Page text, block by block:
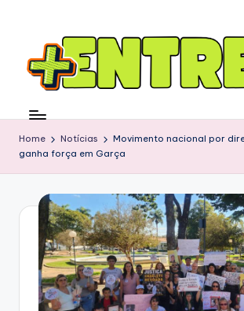
Home Notícias
Movimento nacional por
ganha força em Garça